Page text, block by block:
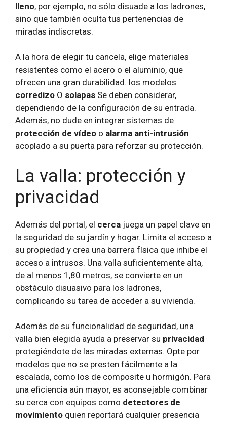
lleno, por ejemplo, no sólo disuade a los ladrones,
sino que también oculta tus pertenencias de
miradas indiscretas.
A la hora de elegir tu cancela, elige materiales
resistentes como el acero o el aluminio, que
ofrecen una gran durabilidad. los modelos
corredizo O solapas Se deben considerar,
dependiendo de la configuración de su entrada.
Además, no dude en integrar sistemas de
protección de vídeo o alarma anti-intrusión
acoplado a su puerta para reforzar su protección.
La valla: protección y
privacidad
Además del portal, el cerca juega un papel clave en
la seguridad de su jardín y hogar. Limita el acceso a
su propiedad y crea una barrera física que inhibe el
acceso a intrusos. Una valla suficientemente alta,
de al menos 1,80 metros, se convierte en un
obstáculo disuasivo para los ladrones,
complicando su tarea de acceder a su vivienda.
Además de su funcionalidad de seguridad, una
valla bien elegida ayuda a preservar su privacidad
protegiéndote de las miradas externas. Opte por
modelos que no se presten fácilmente a la
escalada, como los de composite u hormigón. Para
una eficiencia aún mayor, es aconsejable combinar
su cerca con equipos como detectores de
movimiento quien reportará cualquier presencia